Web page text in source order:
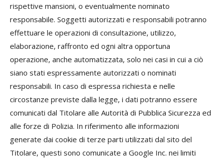
rispettive mansioni, o eventualmente nominato
responsabile. Soggetti autorizzati e responsabili potranno
effettuare le operazioni di consultazione, utilizzo,
elaborazione, raffronto ed ogni altra opportuna
operazione, anche automatizzata, solo nei casi in cui a ciò
siano stati espressamente autorizzati o nominati
responsabili. In caso di espressa richiesta e nelle
circostanze previste dalla legge, i dati potranno essere
comunicati dal Titolare alle Autorità di Pubblica Sicurezza ed
alle forze di Polizia. In riferimento alle informazioni
generate dai cookie di terze parti utilizzati dal sito del
Titolare, questi sono comunicate a Google Inc. nei limiti